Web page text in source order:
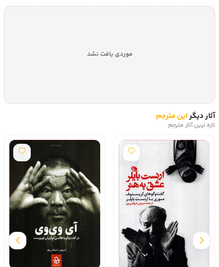
موردی یافت نشد
آثار دیگراین مترجم
تازه ترین آثار مترجم